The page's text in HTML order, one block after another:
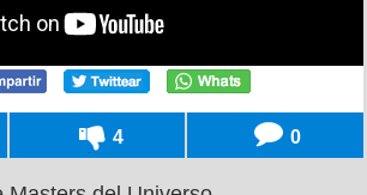
4 0